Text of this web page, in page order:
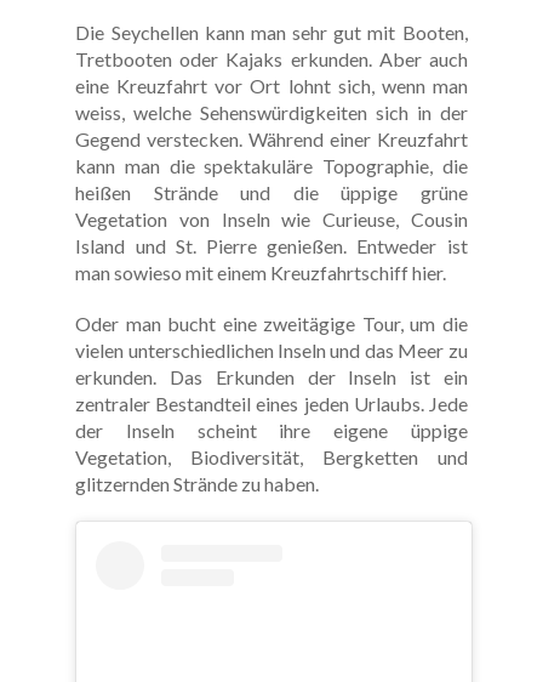
Die Seychellen kann man sehr gut mit Booten,
Tretbooten oder Kajaks erkunden. Aber auch
eine Kreuzfahrt vor Ort lohnt sich, wenn man
weiss, welche Sehenswürdigkeiten sich in der
Gegend verstecken. Während einer Kreuzfahrt
kann man die spektakuläre Topographie, die
heißen Strände und die üppige grüne
Vegetation von Inseln wie Curieuse, Cousin
Island und St. Pierre genießen. Entweder ist
man sowieso mit einem Kreuzfahrtschiff hier.
Oder man bucht eine zweitägige Tour, um die
vielen unterschiedlichen Inseln und das Meer zu
erkunden. Das Erkunden der Inseln ist ein
zentraler Bestandteil eines jeden Urlaubs. Jede
der Inseln scheint ihre eigene üppige
Vegetation, Biodiversität, Bergketten und
glitzernden Strände zu haben.